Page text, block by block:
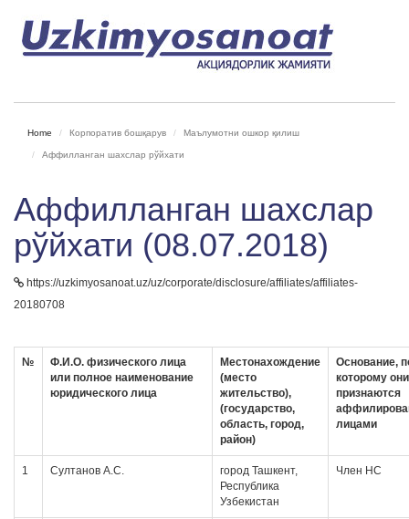
Home Корпоратив бошқарув Маълумотни ошкор қилиш
Аффилланган шахслар рўйхати
Аффилланган шахслар
рўйхати (08.07.2018)
https://uzkimyosanoat.uz/uz/corporate/disclosure/affiliates/affiliates-
20180708
№
Ф.И.О. физического лица
или полное наименование
юридического лица
Местонахождение
(место
жительство),
(государство,
область, город,
район)
Основание,
которому они
признаются
лицами
1 Султанов А.С.
город Ташкент,
Республика
Узбекистан
Член НС